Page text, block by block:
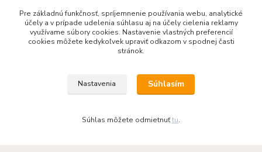
Odporúčáme - tipy na výrobky
Haas+Sohn - kachle a krby
Pre základnú funkčnosť, spríjemnenie používania webu, analytické
účely a v prípade udelenia súhlasu aj na účely cielenia reklamy
využívame súbory cookies. Nastavenie vlastných preferencií
cookies môžete kedykoľvek upraviť odkazom v spodnej časti
stránok.
Nastavenia Súhlasím
Súhlas môžete odmietnuťtu.